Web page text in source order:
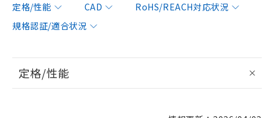
定格/性能 CAD
RoHS/REACH対応状況
規格認証/適合状況
定格/性能